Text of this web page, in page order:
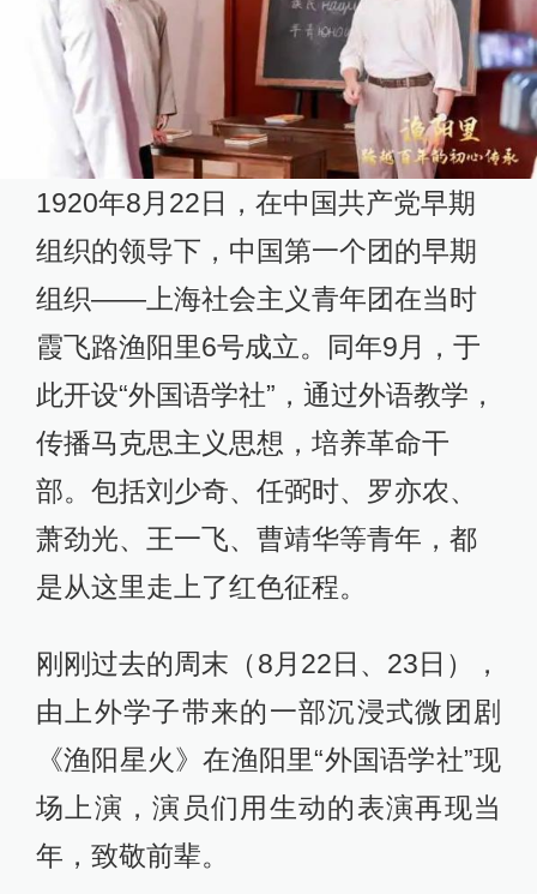
1920年8月22日，在中国共产党早期
组织的领导下，中国第一个团的早期
组织——上海社会主义青年团在当时
霞飞路渔阳里6号成立。同年9月，于
此开设“外国语学社”，通过外语教学，
传播马克思主义思想，培养革命干
部。包括刘少奇、任弼时、罗亦农、
萧劲光、王一飞、曹靖华等青年，都
是从这里走上了红色征程。
刚刚过去的周末（8月22日、23日），
由上外学子带来的一部沉浸式微团剧
《渔阳星火》在渔阳里“外国语学社”现
场上演，演员们用生动的表演再现当
年，致敬前辈。